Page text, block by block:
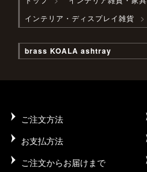
インテリア・ディスプレイ雑貨
brass KOALA ashtray
ご注文方法
お支払方法
ご注文からお届けまで